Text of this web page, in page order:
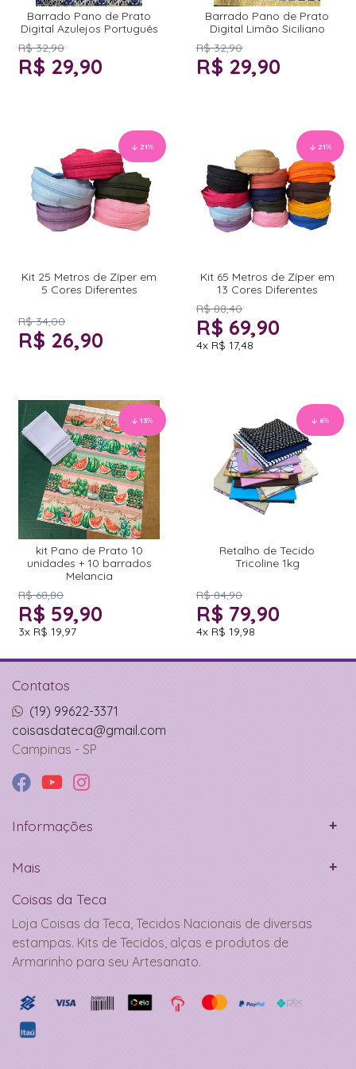
Barrado Pano de Prato
Digital Azulejos Português
R$ 32,90
R$ 29,90
Barrado Pano de Prato
Digital Limão Siciliano
R$ 32,90
R$ 29,90
21%
Kit 25 Metros de Zíper em
5 Cores Diferentes
R$ 34,00
R$ 26,90
21%
Kit 65 Metros de Zíper em
13 Cores Diferentes
R$ 88,40
R$ 69,90
4x R$ 17,48
13%
kit Pano de Prato 10
unidades + 10 barrados
Melancia
R$ 68,80
R$ 59,90
3x R$ 19,97
6%
Retalho de Tecido
Tricoline 1kg
R$ 84,90
R$ 79,90
4x R$ 19,98
Contatos
(19) 99622-3371
coisasdateca@gmail.com
Campinas - SP
Informações
Mais
Coisas da Teca
Loja Coisas da Teca, Tecidos Nacionais de diversas
estampas. Kits de Tecidos, alças e produtos de
Armarinho para seu Artesanato.